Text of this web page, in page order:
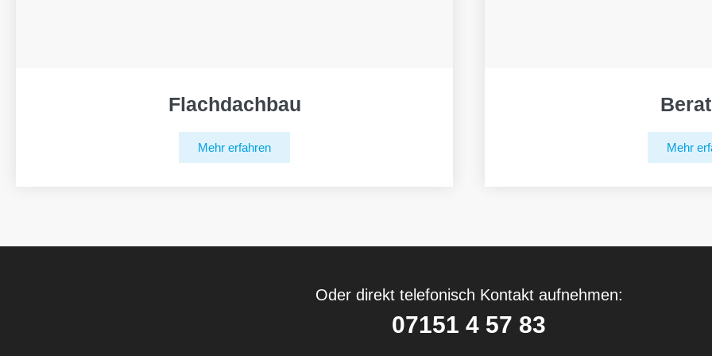
Flachdachbau
Mehr erfahren Mehr
Oder direkt telefonisch Kontakt aufnehmen:
07151 4 57 83